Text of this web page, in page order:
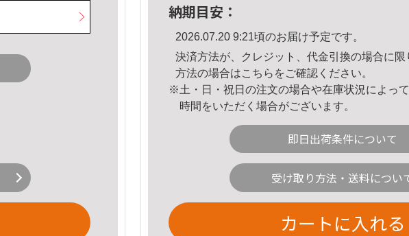
納期目安：
2026.07.20 9:21頃のお届け予定です。
決済方法が、クレジット、代金引換の場合に
方法の場合はこちら をご確認ください。
※土・日・祝日の注文の場合や在庫状況によっ
時間をいただく場合がございます。
即日出荷条件について
受け取り方法・送料につい
カートに入れる